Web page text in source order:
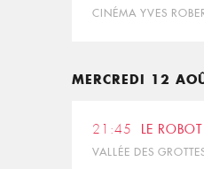
CINÉMA YVES
MERCREDI 12
21:45 LE
VALLÉE DES